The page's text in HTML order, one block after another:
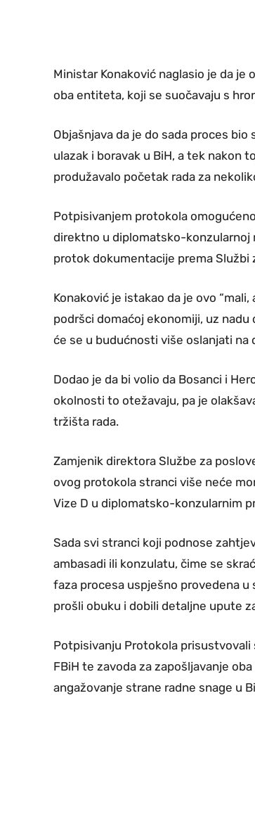
Ministar Konaković naglasio je da
oba entiteta, koji se suočavaju s
Objašnjava da je do sada proces
ulazak i boravak u BiH, a tek nakon
produžavalo početak rada za
Potpisivanjem protokola
direktno u diplomatsko-konzularnoj
protok dokumentacije prema Službi
Konaković je istakao da je ovo
podršci domaćoj ekonomiji, uz
će se u budućnosti više oslanjati na
Dodao je da bi volio da Bosanci i
okolnosti to otežavaju, pa je
tržišta rada.
Zamjenik direktora Službe za
ovog protokola stranci više neće
Vize D u diplomatsko-konzularnim
Sada svi stranci koji podnose
ambasadi ili konzulatu, čime se
faza procesa uspješno provedena u
prošli obuku i dobili detaljne upute
Potpisivanju Protokola prisustvovali
FBiH te zavoda za zapošljavanje
angažovanje strane radne snage u